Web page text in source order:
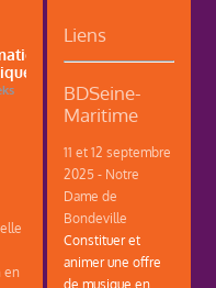
en
Liens
BDSeine-
Maritime
11 et 12 septembre
2025 - Notre
Dame de
Bondeville
Constituer et
animer une offre
de musique en